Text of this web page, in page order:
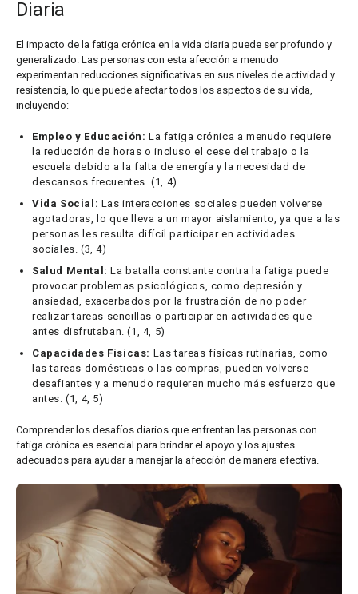
Diaria
El impacto de la fatiga crónica en la vida diaria puede ser profundo y
generalizado. Las personas con esta afección a menudo
experimentan reducciones significativas en sus niveles de actividad y
resistencia, lo que puede afectar todos los aspectos de su vida,
incluyendo:
Empleo y Educación: La fatiga crónica a menudo requiere
la reducción de horas o incluso el cese del trabajo o la
escuela debido a la falta de energía y la necesidad de
descansos frecuentes. (1, 4)
Vida Social: Las interacciones sociales pueden volverse
agotadoras, lo que lleva a un mayor aislamiento, ya que a las
personas les resulta difícil participar en actividades
sociales. (3, 4)
Salud Mental: La batalla constante contra la fatiga puede
provocar problemas psicológicos, como depresión y
ansiedad, exacerbados por la frustración de no poder
realizar tareas sencillas o participar en actividades que
antes disfrutaban. (1, 4, 5)
Capacidades Físicas: Las tareas físicas rutinarias, como
las tareas domésticas o las compras, pueden volverse
desafiantes y a menudo requieren mucho más esfuerzo que
antes. (1, 4, 5)
Comprender los desafíos diarios que enfrentan las personas con
fatiga crónica es esencial para brindar el apoyo y los ajustes
adecuados para ayudar a manejar la afección de manera efectiva.